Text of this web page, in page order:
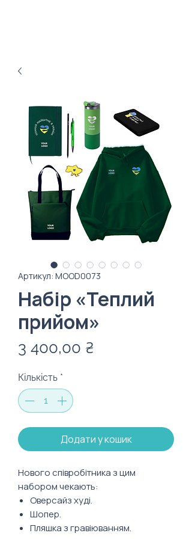
Артикул: MOOD0073
Набір «Теплий
прийом»
3 400,00 ₴
Кількість *
Додати у кошик
Нового співробітника з цим
набором чекають:
Оверсайз худі.
Шопер.
Пляшка з гравіюванням.